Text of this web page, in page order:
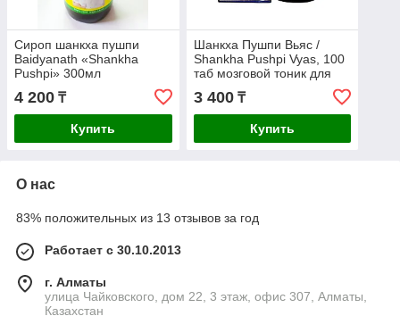
Сироп шанкха пушпи
Baidyanath «Shankha
Pushpi» 300мл
4 200 ₸
Купить
Шанкха Пушпи Вьяс /
Shankha Pushpi Vyas, 100
таб мозговой тоник для
взрослых и детей с 6 лет
3 400₸
Купить
О нас
83% положительных из 13 отзывов за год
Работает с 30.10.2013
г. Алматы
улица Чайковского, дом 22, 3 этаж, офис 307, Алматы,
Казахстан